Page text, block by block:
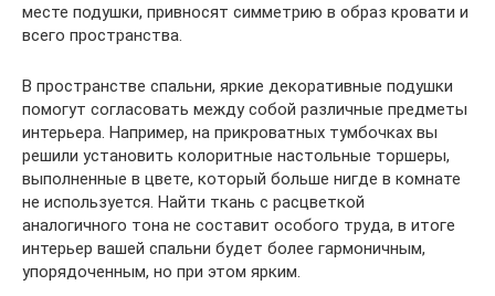
месте подушки, привносят симметрию в образ кровати и
всего пространства.
В пространстве спальни, яркие декоративные подушки
помогут согласовать между собой различные предметы
интерьера. Например, на прикроватных тумбочках вы
решили установить колоритные настольные торшеры,
выполненные в цвете, который больше нигде в комнате
не используется. Найти ткань с расцветкой
аналогичного тона не составит особого труда, в итоге
интерьер вашей спальни будет более гармоничным,
упорядоченным, но при этом ярким.